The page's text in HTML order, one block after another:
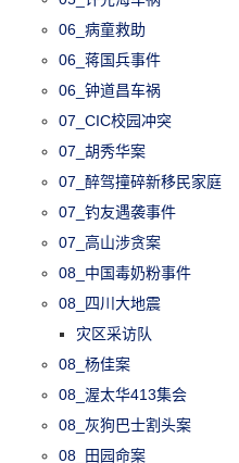
06_病童救助
06_蒋国兵事件
06_钟道昌车祸
07_CIC校园冲突
07_胡秀华案
07_醉驾撞碎新移民家庭
07_钓友遇袭事件
07_高山涉贪案
08_中国毒奶粉事件
08_四川大地震
灾区采访队
08_杨佳案
08_渥太华413集会
08_灰狗巴士割头案
08_田园命案